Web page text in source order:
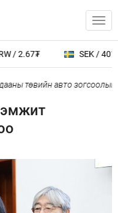
/ 2.67₮ SEK /
төвийн авто зогсоолыг